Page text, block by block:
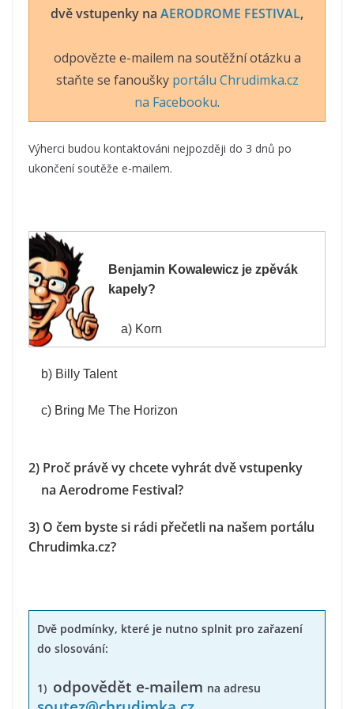
dvě vstupenky na AERODROME FESTIVAL,
odpovězte e-mailem na soutěžní otázku a
staňte se fanoušky portálu Chrudimka.cz
na Facebooku.
Výherci budou kontaktováni nejpozději do 3 dnů po
ukončení soutěže e-mailem.
Benjamin Kowalewicz je zpěvák
kapely?
a) Korn
b) Billy Talent
c) Bring Me The Horizon
2) Proč právě vy chcete vyhrát dvě vstupenky
na Aerodrome Festival?
3) O čem byste si rádi přečetli na našem portálu
Chrudimka.cz?
Dvě podmínky, které je nutno splnit pro zařazení
do slosování:
1) odpovědět e-mailem na adresu